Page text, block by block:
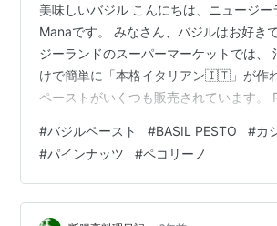
美味しいバジル こんにちは、ニュージー
Manaです。 みなさん、バジルはお好き
ジーランドのスーパーマーケットでは、
けで簡単に「本格イタリアン🇮🇹」が作
ペーストがいくつも販売されています。
ペーストに チーズがブレンドされていま
バジルをお庭で育てられたらいいですが
は、これから紹介する瓶入りバジルペー
イタリアの味をおうちでご賞味ください
#バジルペースト #BASIL PESTO #カ
#パインナッツ #ペコリーノ